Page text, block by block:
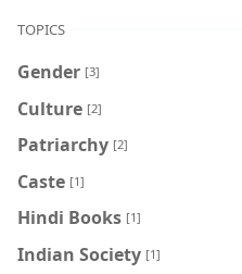
TOPICS
Gender [3]
Culture [2]
Patriarchy [2]
Caste [1]
Hindi Books [1]
Indian Society [1]